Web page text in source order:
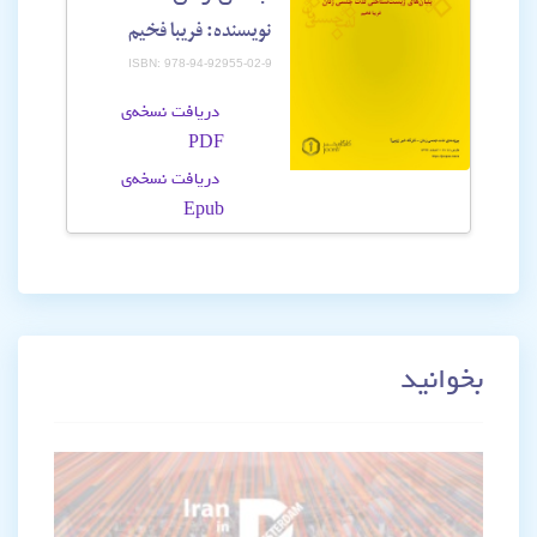
نویسنده: فریبا فخیم
ISBN: 978-94-92955-02-9
دریافت نسخه‌ی
PDF
دریافت نسخه‌ی
Epub
بخوانید